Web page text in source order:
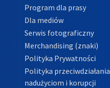
Program dla prasy
Dla mediów
Serwis fotograficzny
Merchandising (znaki)
Polityka Prywatności
Polityka przeciwdziałania
nadużyciom i korupcji